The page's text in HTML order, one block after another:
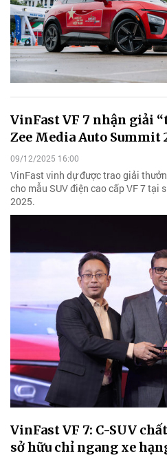
VinFast VF 7 nhận giải
Zee Media Auto Summit
09/12/2025 16:00
VinFast vinh dự được trao giải
cho mẫu SUV điện cao cấp VF 7 tại
2025.
VinFast VF 7: C-SUV
sở hữu chỉ ngang xe